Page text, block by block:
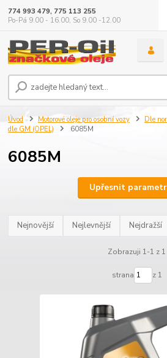
774 993 479, 775 113 255
Po-Pá 9.00 - 16.00, So 9.00 -12.00
Úvod Motorové oleje pro osobní vozy Dle
dle GM (OPEL)
6085M
6085M
Upřesnit
Nejnovější Nejlevnější Nejdražší
Zobrazuji 1-1 z 1
strana z 1